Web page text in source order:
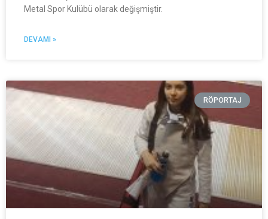
Metal Spor Kulübü olarak değişmiştir.
DEVAMI »
RÖPORTAJ